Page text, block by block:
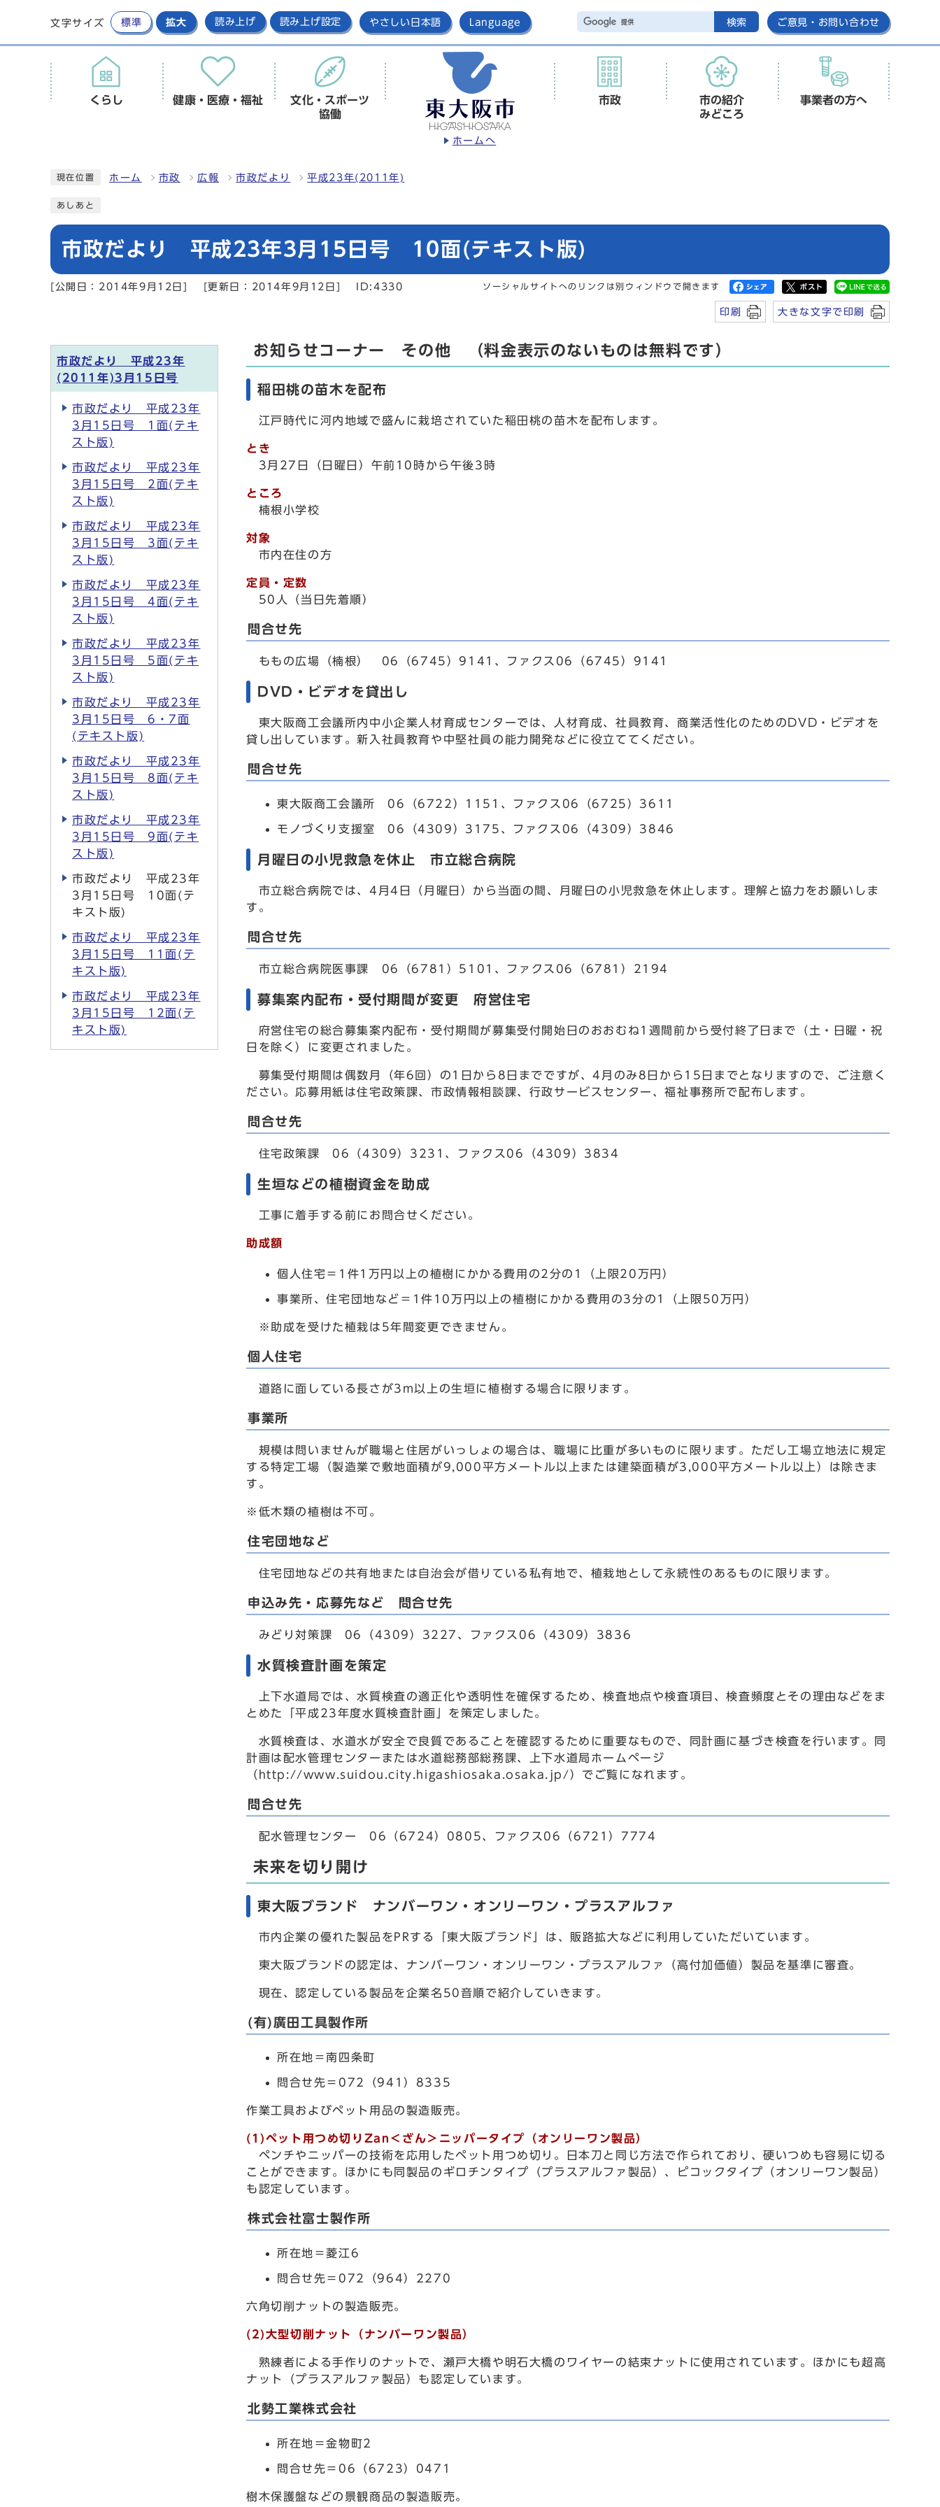
文字サイズ 標準 拡大 読み上げ 読み上げ設定 やさしい日本語 Language 検索 ご意見・お問い合わせ
ホームへ
くらし 健康・医療・福祉
文化・スポーツ
協働
市政
市の紹介
みどころ
事業者の方へ
現在位置 ホーム 市政 広報 市政だより 平成23年(2011年)
あしあと
市政だより 平成23年3月15日号 10面(テキスト版)
[公開日：2014年9月12日] [更新日：2014年9月12日] ID:4330 ソーシャルサイトへのリンクは別ウィンドウで開きます
印刷 大きな文字で印刷
お知らせコーナー その他 （料金表示のないものは無料です）
稲田桃の苗木を配布
江戸時代に河内地域で盛んに栽培されていた稲田桃の苗木を配布します。
とき
3月27日（日曜日）午前10時から午後3時
ところ
楠根小学校
対象
市内在住の方
定員・定数
50人（当日先着順）
問合せ先
ももの広場（楠根） 06（6745）9141、ファクス06（6745）9141
DVD・ビデオを貸出し
東大阪商工会議所内中小企業人材育成センターでは、人材育成、社員教育、商業活性化のためのDVD・ビデオを
貸し出しています。新入社員教育や中堅社員の能力開発などに役立ててください。
問合せ先
東大阪商工会議所 06（6722）1151、ファクス06（6725）3611
モノづくり支援室 06（4309）3175、ファクス06（4309）3846
月曜日の小児救急を休止 市立総合病院
市立総合病院では、4月4日（月曜日）から当面の間、月曜日の小児救急を休止します。理解と協力をお願いしま
す。
問合せ先
市立総合病院医事課 06（6781）5101、ファクス06（6781）2194
募集案内配布・受付期間が変更 府営住宅
府営住宅の総合募集案内配布・受付期間が募集受付開始日のおおむね1週間前から受付終了日まで（土・日曜・祝
日を除く）に変更されました。
募集受付期間は偶数月（年6回）の1日から8日までですが、4月のみ8日から15日までとなりますので、ご注意く
ださい。応募用紙は住宅政策課、市政情報相談課、行政サービスセンター、福祉事務所で配布します。
問合せ先
住宅政策課 06（4309）3231、ファクス06（4309）3834
生垣などの植樹資金を助成
工事に着手する前にお問合せください。
助成額
個人住宅＝1件1万円以上の植樹にかかる費用の2分の1（上限20万円）
事業所、住宅団地など＝1件10万円以上の植樹にかかる費用の3分の1（上限50万円）
※助成を受けた植栽は5年間変更できません。
個人住宅
道路に面している長さが3m以上の生垣に植樹する場合に限ります。
事業所
規模は問いませんが職場と住居がいっしょの場合は、職場に比重が多いものに限ります。ただし工場立地法に規定
する特定工場（製造業で敷地面積が9,000平方メートル以上または建築面積が3,000平方メートル以上）は除きま
す。
※低木類の植樹は不可。
住宅団地など
住宅団地などの共有地または自治会が借りている私有地で、植栽地として永続性のあるものに限ります。
申込み先・応募先など 問合せ先
みどり対策課 06（4309）3227、ファクス06（4309）3836
水質検査計画を策定
上下水道局では、水質検査の適正化や透明性を確保するため、検査地点や検査項目、検査頻度とその理由などをま
とめた「平成23年度水質検査計画」を策定しました。
水質検査は、水道水が安全で良質であることを確認するために重要なもので、同計画に基づき検査を行います。同
計画は配水管理センターまたは水道総務部総務課、上下水道局ホームページ
（http://www.suidou.city.higashiosaka.osaka.jp/）でご覧になれます。
問合せ先
配水管理センター 06（6724）0805、ファクス06（6721）7774
未来を切り開け
東大阪ブランド ナンバーワン・オンリーワン・プラスアルファ
市内企業の優れた製品をPRする「東大阪ブランド」は、販路拡大などに利用していただいています。
東大阪ブランドの認定は、ナンバーワン・オンリーワン・プラスアルファ（高付加価値）製品を基準に審査。
現在、認定している製品を企業名50音順で紹介していきます。
(有)廣田工具製作所
所在地＝南四条町
問合せ先＝072（941）8335
作業工具およびペット用品の製造販売。
(1)ペット用つめ切りZan＜ざん＞ニッパータイプ（オンリーワン製品）
ペンチやニッパーの技術を応用したペット用つめ切り。日本刀と同じ方法で作られており、硬いつめも容易に切る
ことができます。ほかにも同製品のギロチンタイプ（プラスアルファ製品）、ピコックタイプ（オンリーワン製品）
も認定しています。
株式会社富士製作所
所在地＝菱江6
問合せ先＝072（964）2270
六角切削ナットの製造販売。
(2)大型切削ナット（ナンバーワン製品）
熟練者による手作りのナットで、瀬戸大橋や明石大橋のワイヤーの結束ナットに使用されています。ほかにも超高
ナット（プラスアルファ製品）も認定しています。
北勢工業株式会社
所在地＝金物町2
問合せ先＝06（6723）0471
樹木保護盤などの景観商品の製造販売。
市政だより 平成23年
(2011年)3月15日号
市政だより 平成23年
3月15日号 1面(テキ
スト版)
市政だより 平成23年
3月15日号 2面(テキ
スト版)
市政だより 平成23年
3月15日号 3面(テキ
スト版)
市政だより 平成23年
3月15日号 4面(テキ
スト版)
市政だより 平成23年
3月15日号 5面(テキ
スト版)
市政だより 平成23年
3月15日号 6・7面
(テキスト版)
市政だより 平成23年
3月15日号 8面(テキ
スト版)
市政だより 平成23年
3月15日号 9面(テキ
スト版)
市政だより 平成23年
3月15日号 10面(テ
キスト版)
市政だより 平成23年
3月15日号 11面(テ
キスト版)
市政だより 平成23年
3月15日号 12面(テ
キスト版)